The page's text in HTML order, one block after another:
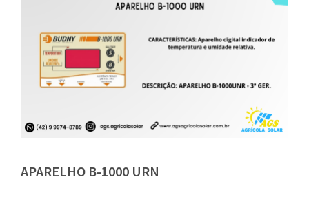
APARELHO B-1000 URN